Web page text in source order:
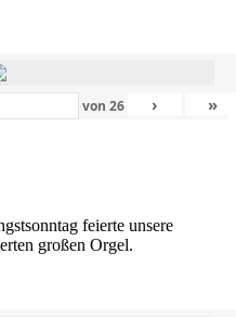
von26 › »
feierte unsere
großen Orgel.